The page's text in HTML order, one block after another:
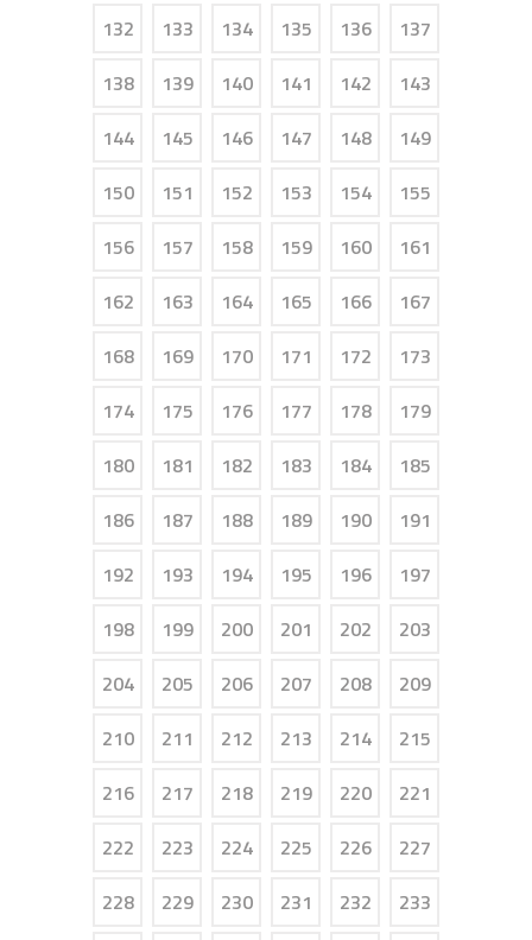
132
133 134 135 136
137
138
139 140 141 142
143
144
145 146 147 148
149
150
151 152 153 154
155
156
157 158 159 160
161
162
163 164 165 166
167
168
169 170 171 172
173
174
175 176 177 178
179
180
181 182 183 184
185
186
187 188 189 190
191
192
193 194 195 196
197
198
199 200 201 202
203
204
205 206 207 208
209
210
211 212 213 214
215
216
217 218 219 220
221
222
223 224 225 226
227
228
229 230 231 232
233